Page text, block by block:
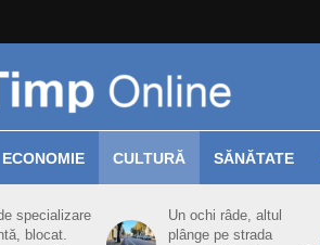
ECONOMIE CULTURĂ SĂNĂTATE
specializare
blocat.
Un ochi râde, altul
plânge pe strada